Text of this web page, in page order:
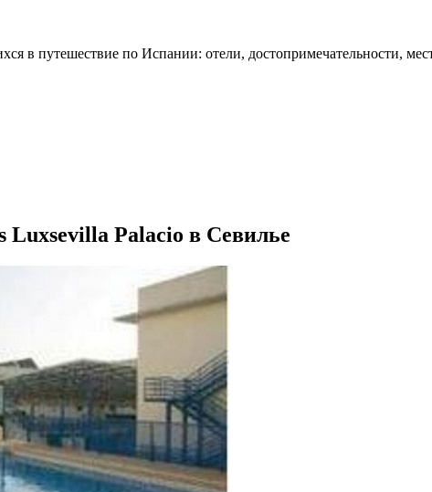
в путешествие по Испании: отели, достопримечательности,
Palacio в Севилье